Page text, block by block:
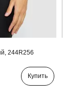
244R256
Купить